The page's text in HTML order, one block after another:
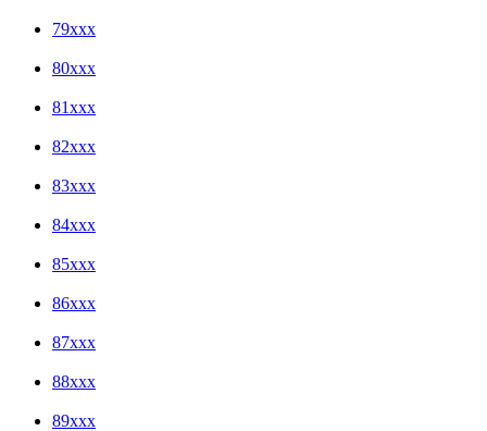
79xxx
80xxx
81xxx
82xxx
83xxx
84xxx
85xxx
86xxx
87xxx
88xxx
89xxx